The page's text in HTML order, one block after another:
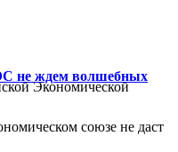
Экономической
не ждем волшебных
союзе не даст